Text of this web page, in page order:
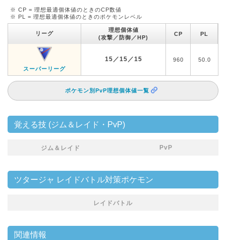
※ CP = 理想最適個体値のときのCP数値
※ PL = 理想最適個体値のときのポケモンレベル
リーグ
理想個体値
(攻撃／防御／HP)
CP PL
スーパーリーグ
15／15／15 960 50.0
ポケモン別PvP理想個体値一覧
覚える技 (ジム＆レイド・PvP)
ジム＆レイド PvP
ツタージャ レイドバトル対策ポケモン
レイドバトル
関連情報